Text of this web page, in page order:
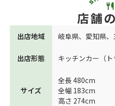
店舗
出店地域 岐阜県、 愛知県、
出店形態 キッチンカー（ト
サイズ
全長 480cm
全幅 183cm
高さ 274cm